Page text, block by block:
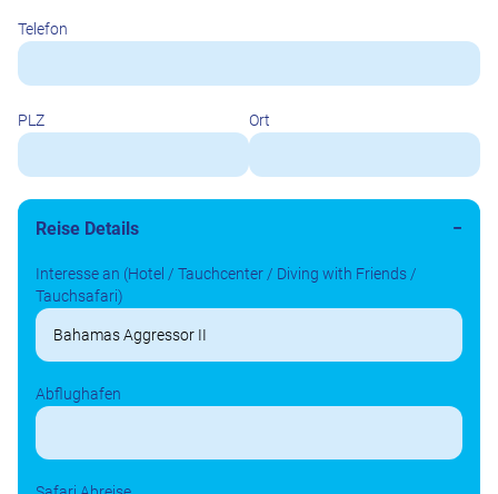
Telefon
PLZ Ort
Reise Details
Interesse an (Hotel / Tauchcenter / Diving with Friends /
Tauchsafari)
Abflughafen